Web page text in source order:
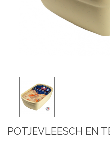
POTJEVLEESCH EN